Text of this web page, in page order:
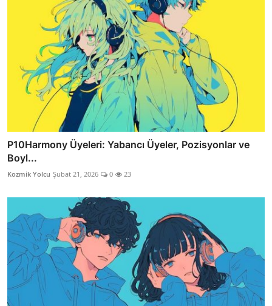
P10Harmony Üyeleri: Yabancı Üyeler, Pozisyonlar ve
Boyl...
Kozmik Yolcu Şubat 21, 2026 0 23